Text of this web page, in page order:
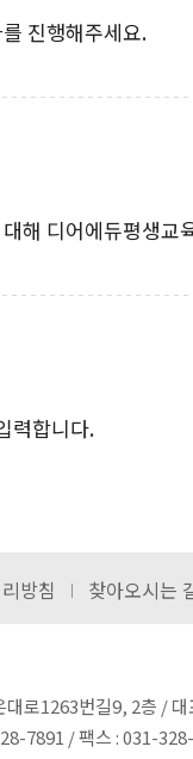
진행해주세요.
해 디어에듀평생교
력합니다.
방침 찾아오시는
대로1263번길9, 2층 /
7891 / 팩스 : 031-